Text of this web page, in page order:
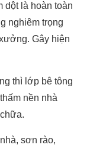
dột là hoàn toàn
nghiêm trọng
Gây hiện
thì lớp bê tông
nền nhà
sơn rào,